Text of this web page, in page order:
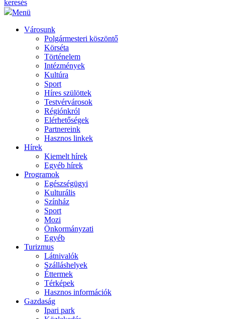
keresés
Menü
Városunk
Polgármesteri köszöntő
Körséta
Történelem
Intézmények
Kultúra
Sport
Híres szülöttek
Testvérvárosok
Régiónkról
Elérhetőségek
Partnereink
Hasznos linkek
Hírek
Kiemelt hírek
Egyéb hírek
Programok
Egészségügyi
Kulturális
Színház
Sport
Mozi
Önkormányzati
Egyéb
Turizmus
Látnivalók
Szálláshelyek
Éttermek
Térképek
Hasznos információk
Gazdaság
Ipari park